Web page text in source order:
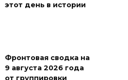
этот день в истории
Фронтовая сводка на
9 августа 2026 года
от группировки